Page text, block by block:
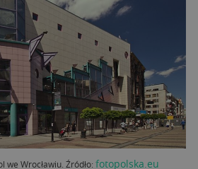
we Wrocławiu. Źródło: fotopolska.eu